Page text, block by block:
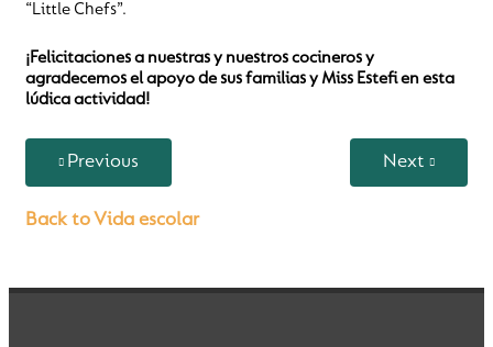
Salvaguarda
“Little Chefs”.
¡Felicitaciones a nuestras y nuestros cocineros y
agradecemos el apoyo de sus familias y Miss Estefi en esta
lúdica actividad!
Previous Next
Back to Vida escolar